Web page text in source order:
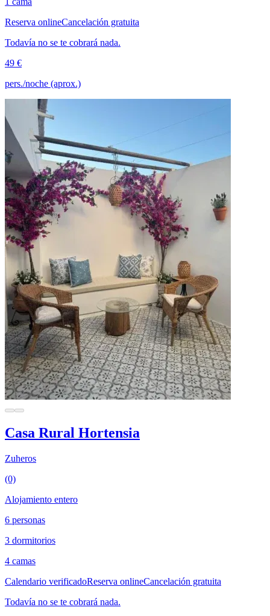
Reserva onlineCancelación gratuita
Todavía no se te cobrará nada.
49 €
pers./noche (aprox.)
Casa Rural Hortensia
Zuheros
(0)
Alojamiento entero
6 personas
3 dormitorios
4 camas
Calendario verificadoReserva onlineCancelación gratuita
Todavía no se te cobrará nada.